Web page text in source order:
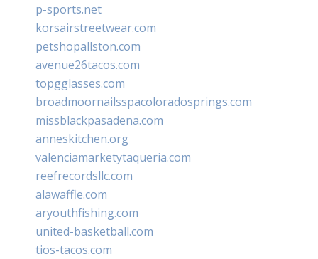
p-sports.net
korsairstreetwear.com
petshopallston.com
avenue26tacos.com
topgglasses.com
broadmoornailsspacoloradosprings.com
missblackpasadena.com
anneskitchen.org
valenciamarketytaqueria.com
reefrecordsllc.com
alawaffle.com
aryouthfishing.com
united-basketball.com
tios-tacos.com